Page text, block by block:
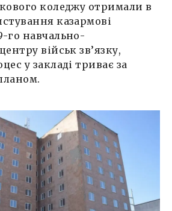
коледжу отримали в
казармові
го навчально-
військ зв’язку,
у закладі триває за